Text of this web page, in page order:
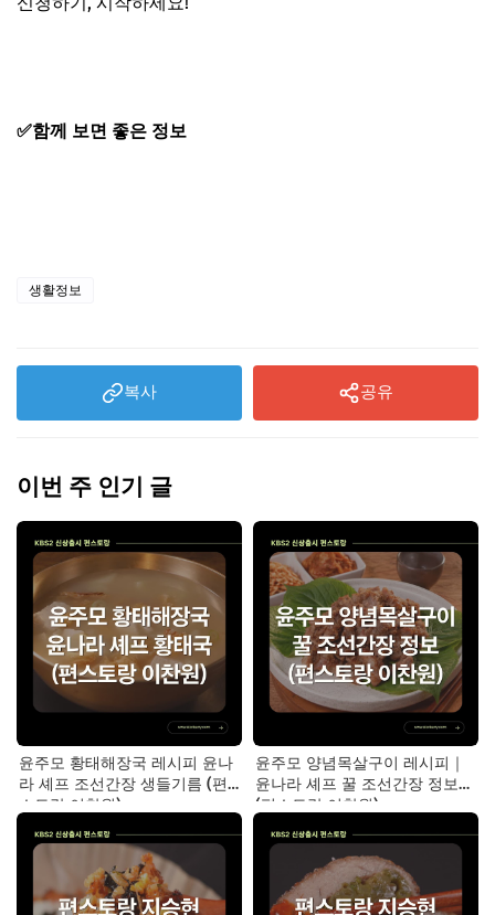
✅함께 보면 좋은 정보
생활정보
복사 공유
이번 주 인기 글
윤주모 황태해장국 레시피 윤나
라 셰프 조선간장 생들기름 (편
스토랑 이찬원)
윤주모 양념목살구이 레시피｜
윤나라 셰프 꿀 조선간장 정보
(편스토랑 이찬원)